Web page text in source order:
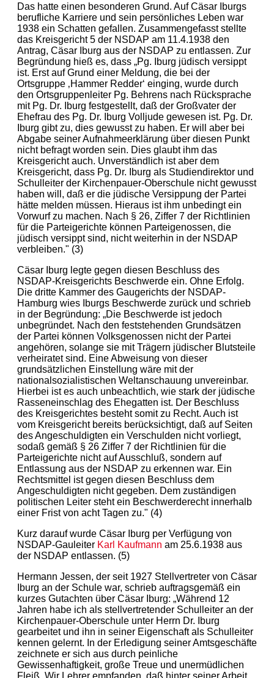
Das hatte einen besonderen Grund. Auf Cäsar Iburgs
berufliche Karriere und sein persönliches Leben war
1938 ein Schatten gefallen. Zusammengefasst stellte
das Kreisgericht 5 der NSDAP am 11.4.1938 den
Antrag, Cäsar Iburg aus der NSDAP zu entlassen. Zur
Begründung hieß es, dass „Pg. Iburg jüdisch versippt
ist. Erst auf Grund einer Meldung, die bei der
Ortsgruppe ‚Hammer Redder‘ einging, wurde durch
den Ortsgruppenleiter Pg. Behrens nach Rücksprache
mit Pg. Dr. Iburg festgestellt, daß der Großvater der
Ehefrau des Pg. Dr. Iburg Volljude gewesen ist. Pg. Dr.
Iburg gibt zu, dies gewusst zu haben. Er will aber bei
Abgabe seiner Aufnahmeerklärung über diesen Punkt
nicht befragt worden sein. Dies glaubt ihm das
Kreisgericht auch. Unverständlich ist aber dem
Kreisgericht, dass Pg. Dr. Iburg als Studiendirektor und
Schulleiter der Kirchenpauer-Oberschule nicht gewusst
haben will, daß er die jüdische Versippung der Partei
hätte melden müssen. Hieraus ist ihm unbedingt ein
Vorwurf zu machen. Nach § 26, Ziffer 7 der Richtlinien
für die Parteigerichte können Parteigenossen, die
jüdisch versippt sind, nicht weiterhin in der NSDAP
verbleiben." (3)
Cäsar Iburg legte gegen diesen Beschluss des
NSDAP-Kreisgerichts Beschwerde ein. Ohne Erfolg.
Die dritte Kammer des Gaugerichts der NSDAP-
Hamburg wies Iburgs Beschwerde zurück und schrieb
in der Begründung: „Die Beschwerde ist jedoch
unbegründet. Nach den feststehenden Grundsätzen
der Partei können Volksgenossen nicht der Partei
angehören, solange sie mit Trägern jüdischer Blutsteile
verheiratet sind. Eine Abweisung von dieser
grundsätzlichen Einstellung wäre mit der
nationalsozialistischen Weltanschauung unvereinbar.
Hierbei ist es auch unbeachtlich, wie stark der jüdische
Rasseneinschlag des Ehegatten ist. Der Beschluss
des Kreisgerichtes besteht somit zu Recht. Auch ist
vom Kreisgericht bereits berücksichtigt, daß auf Seiten
des Angeschuldigten ein Verschulden nicht vorliegt,
sodaß gemäß § 26 Ziffer 7 der Richtlinien für die
Parteigerichte nicht auf Ausschluß, sondern auf
Entlassung aus der NSDAP zu erkennen war. Ein
Rechtsmittel ist gegen diesen Beschluss dem
Angeschuldigten nicht gegeben. Dem zuständigen
politischen Leiter steht ein Beschwerderecht innerhalb
einer Frist von acht Tagen zu." (4)
Kurz darauf wurde Cäsar Iburg per Verfügung von
NSDAP-Gauleiter Karl Kaufmann am 25.6.1938 aus
der NSDAP entlassen. (5)
Hermann Jessen, der seit 1927 Stellvertreter von Cäsar
Iburg an der Schule war, schrieb auftragsgemäß ein
kurzes Gutachten über Cäsar Iburg: „Während 12
Jahren habe ich als stellvertretender Schulleiter an der
Kirchenpauer-Oberschule unter Herrn Dr. Iburg
gearbeitet und ihn in seiner Eigenschaft als Schulleiter
kennen gelernt. In der Erledigung seiner Amtsgeschäfte
zeichnete er sich aus durch peinliche
Gewissenhaftigkeit, große Treue und unermüdlichen
Fleiß. Wir Lehrer empfanden, daß hinter seiner Arbeit